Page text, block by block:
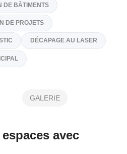
DE BÂTIMENTS
DÉCAPAGE AU LASER
GALERIE
avec